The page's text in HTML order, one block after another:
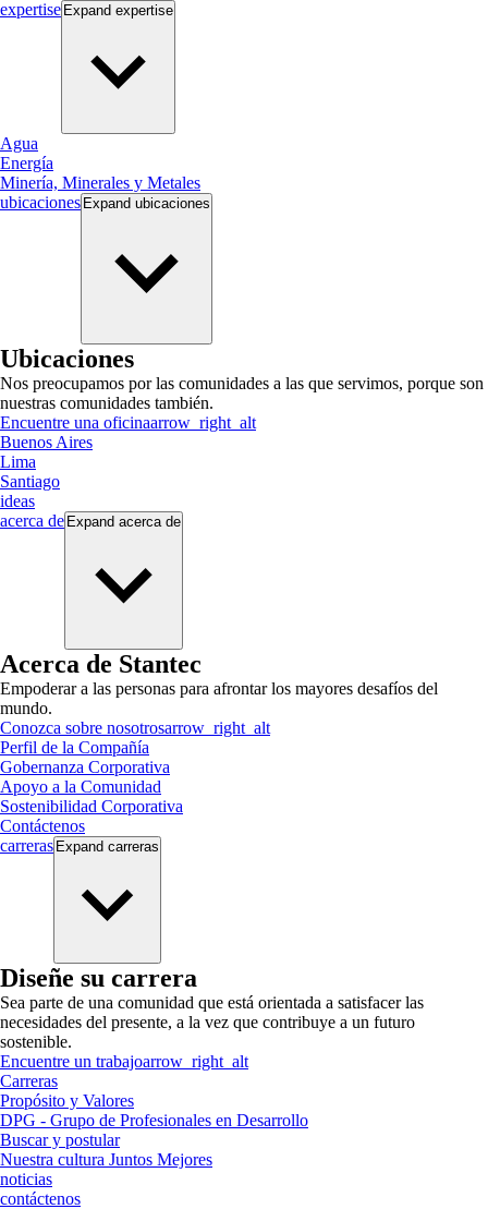
expertise Expand expertise
Agua
Energía
Minería, Minerales y Metales
ubicaciones Expand ubicaciones
Ubicaciones
Nos preocupamos por las comunidades a las que servimos, porque son
nuestras comunidades también.
Encuentre una oficinaarrow_right_alt
Buenos Aires
Lima
Santiago
ideas
acerca de Expand acerca de
Acerca de Stantec
Empoderar a las personas para afrontar los mayores desafíos del
mundo.
Conozca sobre nosotrosarrow_right_alt
Perfil de la Compañía
Gobernanza Corporativa
Apoyo a la Comunidad
Sostenibilidad Corporativa
Contáctenos
carreras Expand carreras
Diseñe su carrera
Sea parte de una comunidad que está orientada a satisfacer las
necesidades del presente, a la vez que contribuye a un futuro
sostenible.
Encuentre un trabajoarrow_right_alt
Carreras
Propósito y Valores
DPG - Grupo de Profesionales en Desarrollo
Buscar y postular
Nuestra cultura Juntos Mejores
noticias
contáctenos